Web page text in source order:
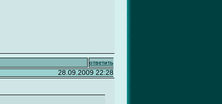
ответить
28.09.2009 22:28